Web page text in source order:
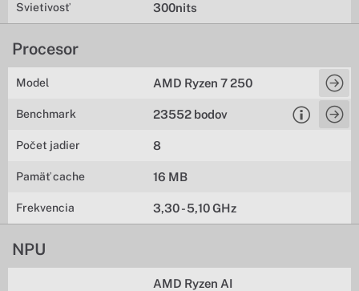
Svietivosť 300nits
Procesor
Model AMD Ryzen 7 250
Benchmark 23552 bodov
Počet jadier 8
Pamäť cache 16 MB
Frekvencia 3,30 - 5,10 GHz
NPU
AMD Ryzen AI